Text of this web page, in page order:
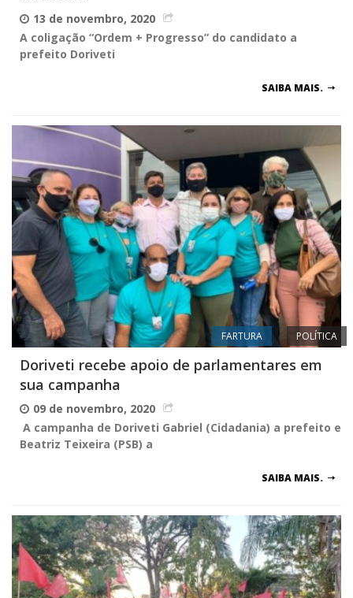
13 de novembro, 2020
A coligação “Ordem + Progresso” do candidato a
prefeito Doriveti
SAIBA MAIS.
FARTURA POLÍTICA
Doriveti recebe apoio de parlamentares em
sua campanha
09 de novembro, 2020
A campanha de Doriveti Gabriel (Cidadania) a prefeito e
Beatriz Teixeira (PSB) a
SAIBA MAIS.